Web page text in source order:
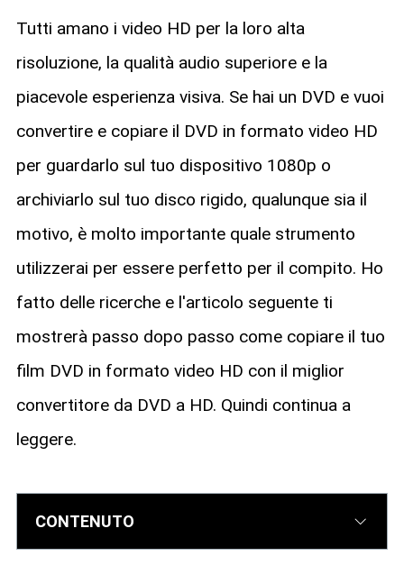
Copia Blu-ray
Tutti amano i video HD per la loro alta
risoluzione, la qualità audio superiore e la
piacevole esperienza visiva. Se hai un DVD e vuoi
convertire e copiare il DVD in formato video HD
per guardarlo sul tuo dispositivo 1080p o
archiviarlo sul tuo disco rigido, qualunque sia il
motivo, è molto importante quale strumento
utilizzerai per essere perfetto per il compito. Ho
fatto delle ricerche e l'articolo seguente ti
mostrerà passo dopo passo come copiare il tuo
film DVD in formato video HD con il miglior
convertitore da DVD a HD. Quindi continua a
leggere.
CONTENUTO